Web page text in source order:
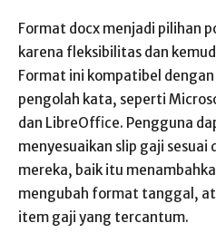
Format docx menjadi pilihan
karena fleksibilitas dan
Format ini kompatibel
pengolah kata, seperti
dan LibreOffice. Pengguna
menyesuaikan slip gaji
mereka, baik itu
mengubah format tanggal,
item gaji yang tercantum.